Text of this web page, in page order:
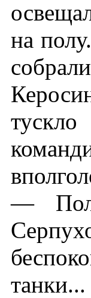
на
—
танки...